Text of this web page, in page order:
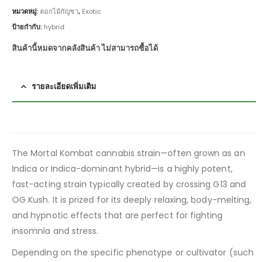
หมวดหมู่:ดอกไม้กัญชา, Exotic
ป้ายกำกับ: hybrid
สินค้านี้หมดจากคลังสินค้า ไม่สามารถซื้อได้
รายละเอียดเพิ่มเติม
The Mortal Kombat cannabis strain—often grown as an
Indica or Indica-dominant hybrid—is a highly potent,
fast-acting strain typically created by crossing G13 and
OG Kush. It is prized for its deeply relaxing, body-melting,
and hypnotic effects that are perfect for fighting
insomnia and stress.
Depending on the specific phenotype or cultivator (such